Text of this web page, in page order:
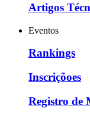
Artigos
Eventos
Rankings
Inscriçõoes
Registro de